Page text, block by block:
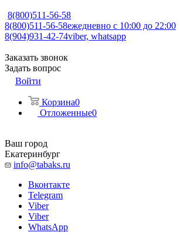
8(800)511-56-58
8(800)511-56-58ежедневно с 10:00 до 22:00
8(904)931-42-74viber, whatsapp
Заказать звонок
Задать вопрос
Войти
Корзина0
Отложенные0
Ваш город
Екатеринбург
info@tabaks.ru
Вконтакте
Telegram
Viber
Viber
WhatsApp